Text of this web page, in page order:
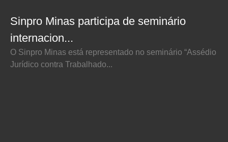
Sinpro Minas participa de seminário
internacion...
O Sinpro Minas está representado no seminário “Assédio
Jurídico contra Trabalhado...